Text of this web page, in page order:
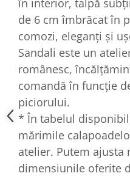
în interior, talpă
de 6 cm îmbrăcat în
comozi, eleganți și
Sandali este un
românesc,
comandă în funcție
piciorului.
* În tabelul
mărimile
atelier. Putem ajusta
dimensiunile oferite